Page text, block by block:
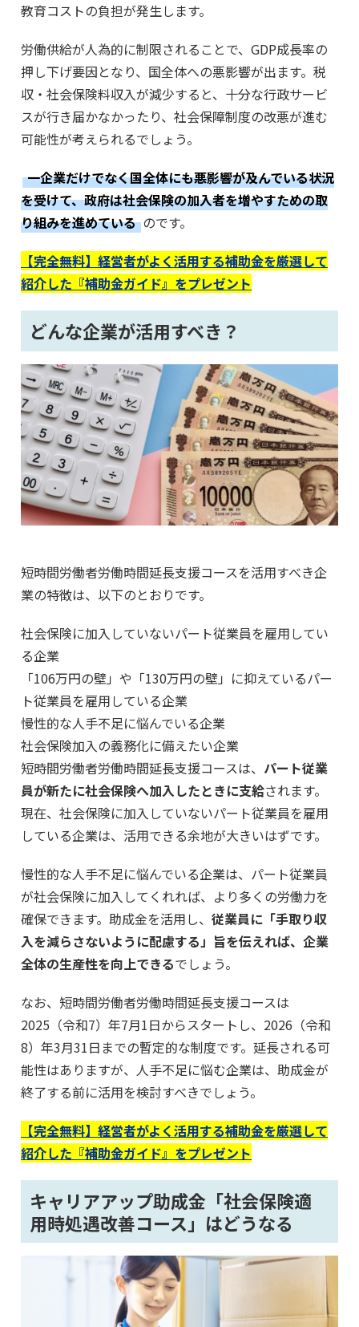
教育コストの負担が発生します。
労働供給が人為的に制限されることで、GDP成長率の
押し下げ要因となり、国全体への悪影響が出ます。税
収・社会保険料収入が減少すると、十分な行政サービ
スが行き届かなかったり、社会保障制度の改悪が進む
可能性が考えられるでしょう。
一企業だけでなく国全体にも悪影響が及んでいる状況
を受けて、政府は社会保険の加入者を増やすための取
り組みを進めている のです。
【完全無料】経営者がよく活用する補助金を厳選して
紹介した『補助金ガイド』をプレゼント
どんな企業が活用すべき？
短時間労働者労働時間延長支援コースを活用すべき企
業の特徴は、以下のとおりです。
社会保険に加入していないパート従業員を雇用してい
る企業
「106万円の壁」や「130万円の壁」に抑えているパー
ト従業員を雇用している企業
慢性的な人手不足に悩んでいる企業
社会保険加入の義務化に備えたい企業
短時間労働者労働時間延長支援コースは、 パート従業
員が新たに社会保険へ加入したときに支給されます。
現在、社会保険に加入していないパート従業員を雇用
している企業は、活用できる余地が大きいはずです。
慢性的な人手不足に悩んでいる企業は、パート従業員
が社会保険に加入してくれれば、より多くの労働力を
確保できます。助成金を活用し、 従業員に「手取り収
入を減らさないように配慮する」旨を伝えれば、企業
全体の生産性を向上できるでしょう。
なお、短時間労働者労働時間延長支援コースは
2025（令和7）年7月1日からスタートし、2026（令和
8）年3月31日までの暫定的な制度です。延長される可
能性はありますが、人手不足に悩む企業は、助成金が
終了する前に活用を検討すべきでしょう。
【完全無料】経営者がよく活用する補助金を厳選して
紹介した『補助金ガイド』をプレゼント
キャリアアップ助成金「社会保険適
用時処遇改善コース」はどうなる